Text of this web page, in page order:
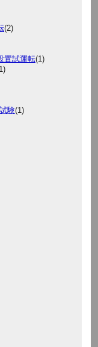
(2)
置試運転(1)
験(1)